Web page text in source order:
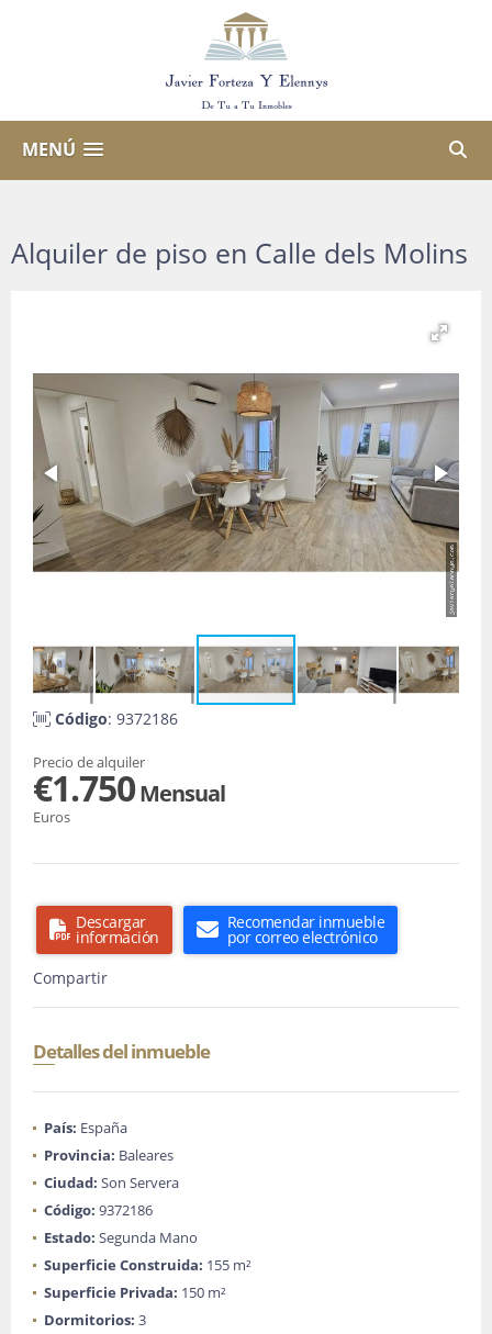
MENÚ
Alquiler de piso en Calle dels Molins
Código: 9372186
Precio de alquiler
€1.750Mensual
Euros
Descargar
información
Recomendar inmueble
por correo electrónico
Compartir
Detalles del inmueble
País: España
Provincia: Baleares
Ciudad: Son Servera
Código: 9372186
Estado: Segunda Mano
Superficie Construida: 155 m²
Superficie Privada: 150 m²
Dormitorios: 3